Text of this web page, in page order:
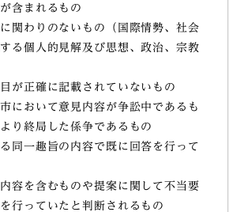
含まれるもの
関わりのないもの（国際情勢、社会
る個人的見解及び思想、政治、宗教
が正確に記載されていないもの
において意見内容が争訟中であるも
り終局した係争であるもの
同一趣旨の内容で既に回答を行って
容を含むものや提案に関して不当要
行っていたと判断されるもの